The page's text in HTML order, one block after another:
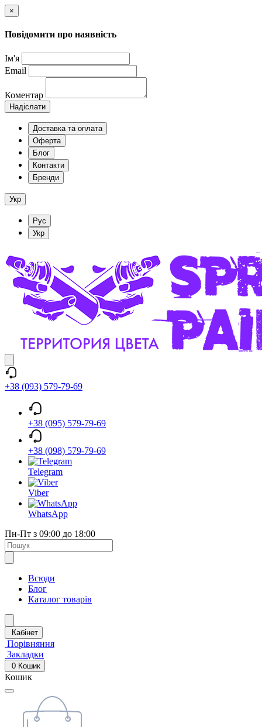
×
Повідомити про наявність
Ім'я
Email
Коментар
Надіслати
Доставка та оплата
Оферта
Блог
Контакти
Бренди
Укр
Рус
Укр
+38 (093) 579-79-69
+38 (095) 579-79-69
+38 (098) 579-79-69
Telegram
Viber
WhatsApp
Пн-Пт з 09:00 до 18:00
Всюди
Блог
Каталог товарів
Кабінет
Порівняння
Закладки
0 Кошик
Кошик